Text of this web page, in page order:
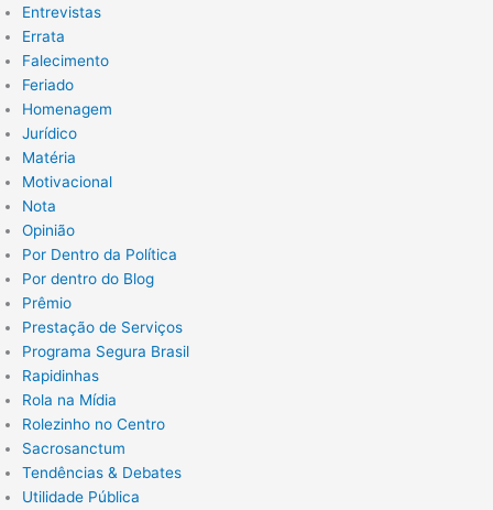
Entrevistas
Errata
Falecimento
Feriado
Homenagem
Jurídico
Matéria
Motivacional
Nota
Opinião
Por Dentro da Política
Por dentro do Blog
Prêmio
Prestação de Serviços
Programa Segura Brasil
Rapidinhas
Rola na Mídia
Rolezinho no Centro
Sacrosanctum
Tendências & Debates
Utilidade Pública